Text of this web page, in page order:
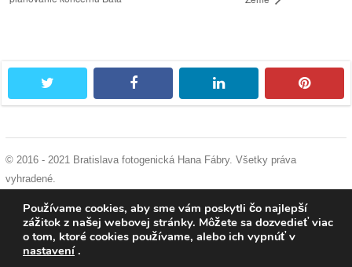
podporte
autorské
zázemie
kontaktujte
nás
facebook linkedin
© 2016 - 2021 Bratislava fotogenická Hana Fábry. Všetky práva
vyhradené.
cookies
Používame cookies, aby sme vám poskytli čo najlepší
zážitok z našej webovej stránky. Môžete sa dozvedieť viac
o tom, ktoré cookies používame, alebo ich vypnúť v
nastavení .